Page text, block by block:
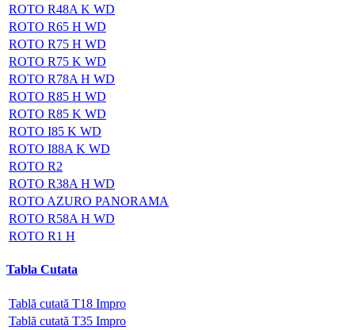
ROTO R48A K WD
ROTO R65 H WD
ROTO R75 H WD
ROTO R75 K WD
ROTO R78A H WD
ROTO R85 H WD
ROTO R85 K WD
ROTO I85 K WD
ROTO I88A K WD
ROTO R2
ROTO R38A H WD
ROTO AZURO PANORAMA
ROTO R58A H WD
ROTO R1 H
Tabla Cutata
Tablă cutată T18 Impro
Tablă cutată T35 Impro